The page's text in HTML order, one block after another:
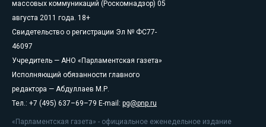
массовых коммуникаций (Роскомнадзор) 05
августа 2011 года. 18+
Свидетельство о регистрации Эл № ФС77-
46097
Учредитель — АНО «Парламентская газета»
Исполняющий обязанности главного
редактора — Абдуллаев М.Р.
Тел.: +7 (495) 637–69–79 E-mail: pg@pnp.ru
«Парламентская газета» - официальное еженедельное издание